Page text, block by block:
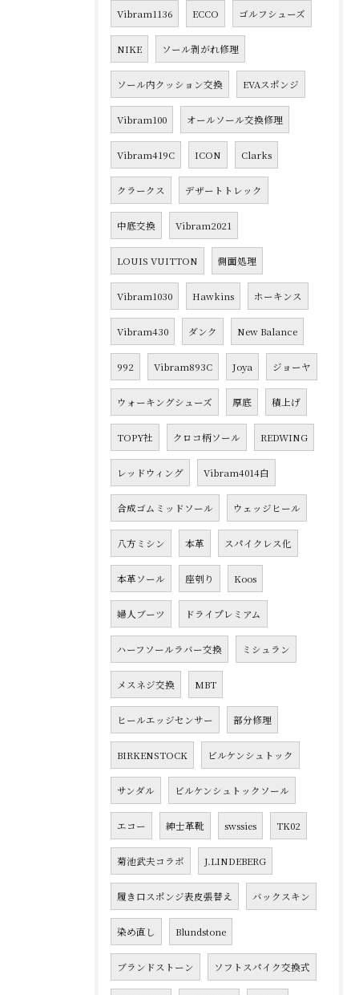
Vibram1136 ECCO ゴルフシューズ
NIKE ソール剥がれ修理
ソール内クッション交換 EVAスポンジ
Vibram100 オールソール交換修理
Vibram419C ICON Clarks
クラークス デザートトレック
中底交換 Vibram2021
LOUIS VUITTON 側面処理
Vibram1030 Hawkins ホーキンス
Vibram430 ダンク New Balance
992 Vibram893C Joya ジョーヤ
ウォーキングシューズ 厚底 積上げ
TOPY社 クロコ柄ソール REDWING
レッドウィング Vibram4014白
合成ゴムミッドソール ウェッジヒール
八方ミシン 本革 スパイクレス化
本革ソール 座刳り Koos
婦人ブーツ ドライプレミアム
ハーフソールラバー交換 ミシュラン
メスネジ交換 MBT
ヒールエッジセンサー 部分修理
BIRKENSTOCK ビルケンシュトック
サンダル ビルケンシュトックソール
エコー 紳士革靴 swssies TK02
菊池武夫コラボ J.LINDEBERG
履き口スポンジ表皮張替え バックスキン
染め直し Blundstone
ブランドストーン ソフトスパイク交換式